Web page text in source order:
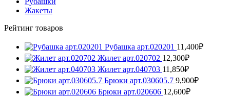
Жакеты
Рейтинг товаров
Рубашка арт.020201 11,400₽
Жилет арт.020702 12,300₽
Жилет арт.040703 11,850₽
Брюки арт.030605.7 9,900₽
Брюки арт.020606 12,600₽